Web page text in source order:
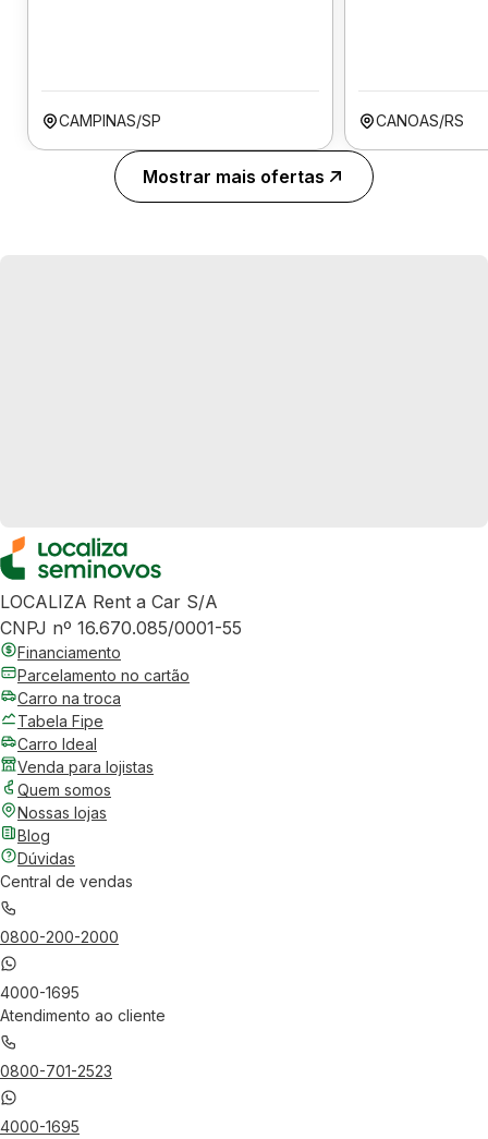
CAMPINAS/SP CANOAS/RS
Mostrar mais ofertas
LOCALIZA Rent a Car S/A
CNPJ nº 16.670.085/0001-55
Financiamento
Parcelamento no cartão
Carro na troca
Tabela Fipe
Carro Ideal
Venda para lojistas
Quem somos
Nossas lojas
Blog
Dúvidas
Central de vendas
0800-200-2000
4000-1695
Atendimento ao cliente
0800-701-2523
4000-1695